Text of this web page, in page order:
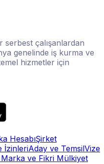
çalışanlardan
genelinde iş kurma ve
hizmetler için
HesabıŞirket
İzinleriAday ve TemsilVize
ve Fikri Mülkiyet